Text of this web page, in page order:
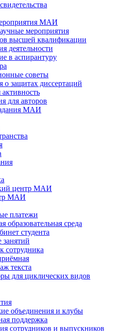
МАИ
мероприятия
высшей квалификации
деятельности
в аспирантуру
советы
о защитах диссертаций
для авторов
МАИ
центр МАИ
МАИ
платежи
образовательная среда
студента
занятий
сотрудника
текста
для циклических видов
объединения и клубы
поддержка
сотрудников и выпускников